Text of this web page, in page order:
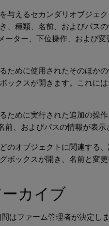
与えるセカンダリオブジェク
、種類、名前、およびパス
ーター、下位操作、および
ために使用されたそのほか
ックスが開きます。これに
ために実行された追加の操作
、およびパスの情報が表示
のオブジェクトに関連する
ボックスが開き、名前と変
カイブ
はファーム管理者が決定しま